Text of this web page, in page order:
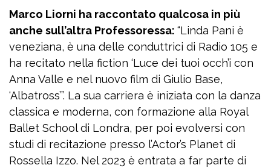
Marco Liorni ha raccontato qualcosa in più
anche sull’altra Professoressa: “Linda Pani è
veneziana, è una delle conduttrici di Radio 105 e
ha recitato nella fiction ‘Luce dei tuoi occh’i con
Anna Valle e nel nuovo film di Giulio Base,
‘Albatross’”. La sua carriera è iniziata con la danza
classica e moderna, con formazione alla Royal
Ballet School di Londra, per poi evolversi con
studi di recitazione presso l’Actor’s Planet di
Rossella Izzo. Nel 2023 è entrata a far parte di